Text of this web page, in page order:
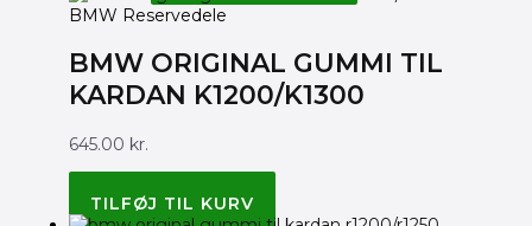
BMW Reservedele
BMW ORIGINAL GUMMI TIL
KARDAN K1200/K1300
645.00 kr.
BMW ORIGINAL 33177685857
TILFØJ TIL KURV